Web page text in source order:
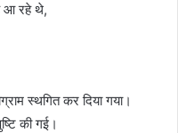
आ रहे थे,
स्थगित कर दिया गया।
की गई।